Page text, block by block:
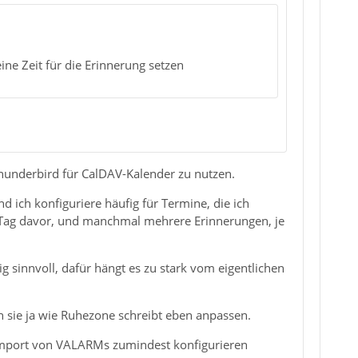
Zeit für die Erinnerung setzen
für CalDAV-Kalender zu nutzen.
ich konfiguriere häufig für Termine, die ich
davor, und manchmal mehrere Erinnerungen, je
sinnvoll, dafür hängt es zu stark vom eigentlichen
ja wie Ruhezone schreibt eben anpassen.
von VALARMs zumindest konfigurieren